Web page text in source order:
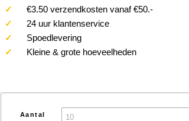
€738.95
✓ €3.50 verzendkosten vanaf €50.-
✓ 24 uur klantenservice
✓ Spoedlevering
✓ Kleine & grote hoeveelheden
Aantal